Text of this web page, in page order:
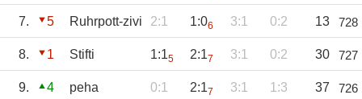
7. 5 Ruhrpott-zivi 2:1 1:06 3:1 0:2 13 728
8. 1 Stifti 1:15 2:17 3:1 0:2 30 727
9. 4 peha 0:1 2:17 3:1 1:3 37 726